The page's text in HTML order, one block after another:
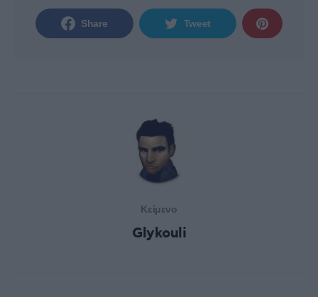
Share Tweet
Κείμενο
Glykouli